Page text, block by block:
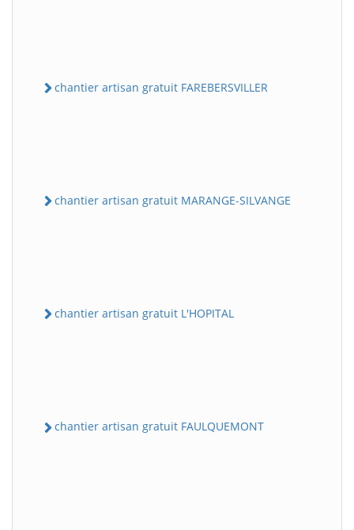
chantier artisan gratuit FAREBERSVILLER
chantier artisan gratuit MARANGE-SILVANGE
chantier artisan gratuit L'HOPITAL
chantier artisan gratuit FAULQUEMONT